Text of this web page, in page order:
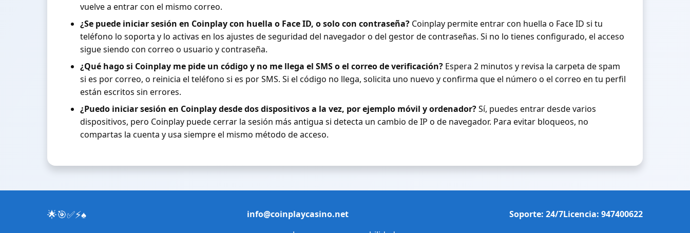
vuelve a entrar con el mismo correo.
¿Se puede iniciar sesión en Coinplay con huella o Face ID, o solo con contraseña? Coinplay permite entrar con huella o Face ID si tu
teléfono lo soporta y lo activas en los ajustes de seguridad del navegador o del gestor de contraseñas. Si no lo tienes configurado, el acceso
sigue siendo con correo o usuario y contraseña.
¿Qué hago si Coinplay me pide un código y no me llega el SMS o el correo de verificación? Espera 2 minutos y revisa la carpeta de spam
si es por correo, o reinicia el teléfono si es por SMS. Si el código no llega, solicita uno nuevo y confirma que el número o el correo en tu perfil
están escritos sin errores.
¿Puedo iniciar sesión en Coinplay desde dos dispositivos a la vez, por ejemplo móvil y ordenador?Sí, puedes entrar desde varios
dispositivos, pero Coinplay puede cerrar la sesión más antigua si detecta un cambio de IP o de navegador. Para evitar bloqueos, no
compartas la cuenta y usa siempre el mismo método de acceso.
🌟🎯✅⚡♠️ info@coinplaycasino.net Soporte: 24/7Licencia: 947400622